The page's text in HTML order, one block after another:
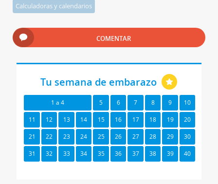
Calculadoras y calendarios
COMENTAR
Tu semana de embarazo
1 a 4 5 6 7 8 9 10
11 12 13 14 15 16 17 18 19 20
21 22 23 24 25 26 27 28 29 30
31 32 33 34 35 36 37 38 39 40